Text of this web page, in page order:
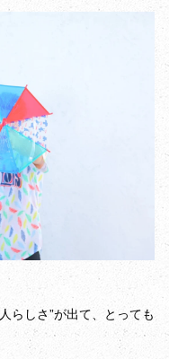
らしさ”が出て、とっても